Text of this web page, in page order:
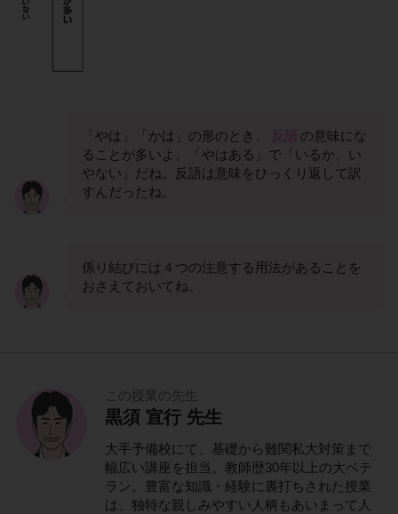
「やは」「かは」の形のとき、
の意味にな
ることが多いよ。「やはある」で「いるか、い
やない」だね。反語は意味をひっくり返して訳
すんだったね。
係り結びには４つの注意する用法があることを
おさえておいてね。
この授業の先生
黒須 宣行 先生
大手予備校にて、基礎から難関私大対策まで
幅広い講座を担当。教師歴30年以上の大ベテ
ラン。豊富な知識・経験に裏打ちされた授業
は、独特な親しみやすい人柄もあいまって人